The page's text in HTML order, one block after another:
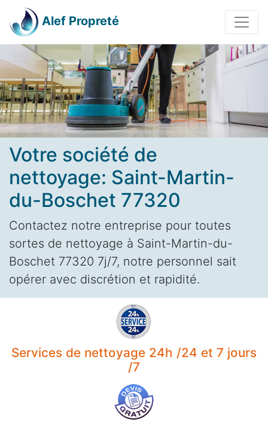
Alef Propreté
Votre société de
nettoyage: Saint-Martin-
du-Boschet 77320
Contactez notre entreprise pour toutes
sortes de nettoyage à Saint-Martin-du-
Boschet 77320 7j/7, notre personnel sait
opérer avec discrétion et rapidité.
Services de nettoyage 24h /24 et 7 jours
/7